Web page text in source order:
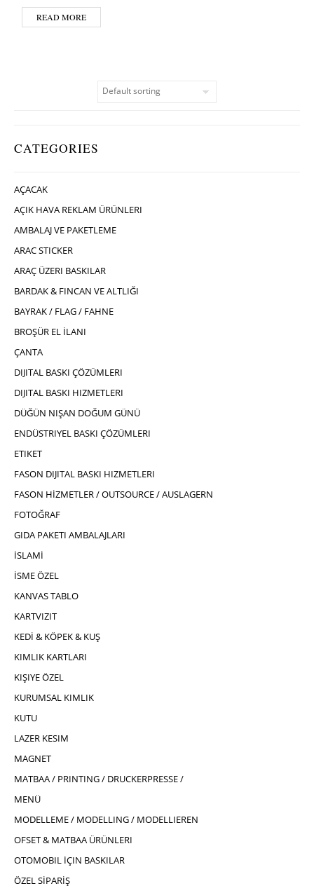
CATEGORIES
AÇACAK
AÇIK HAVA REKLAM ÜRÜNLERI
AMBALAJ VE PAKETLEME
ARAC STICKER
ARAÇ ÜZERI BASKILAR
BARDAK & FINCAN VE ALTLIĞI
BAYRAK / FLAG / FAHNE
BROŞÜR EL İLANI
ÇANTA
DIJITAL BASKI ÇÖZÜMLERI
DIJITAL BASKI HIZMETLERI
DÜĞÜN NIŞAN DOĞUM GÜNÜ
ENDÜSTRIYEL BASKI ÇÖZÜMLERI
ETIKET
FASON DIJITAL BASKI HIZMETLERI
FASON HİZMETLER / OUTSOURCE / AUSLAGERN
FOTOĞRAF
GIDA PAKETI AMBALAJLARI
İSLAMİ
İSME ÖZEL
KANVAS TABLO
KARTVIZIT
KEDİ & KÖPEK & KUŞ
KIMLIK KARTLARI
KIŞIYE ÖZEL
KURUMSAL KIMLIK
KUTU
LAZER KESIM
MAGNET
MATBAA / PRINTING / DRUCKERPRESSE /
MENÜ
MODELLEME / MODELLING / MODELLIEREN
OFSET & MATBAA ÜRÜNLERI
OTOMOBIL İÇIN BASKILAR
ÖZEL SİPARİŞ
READ MORE